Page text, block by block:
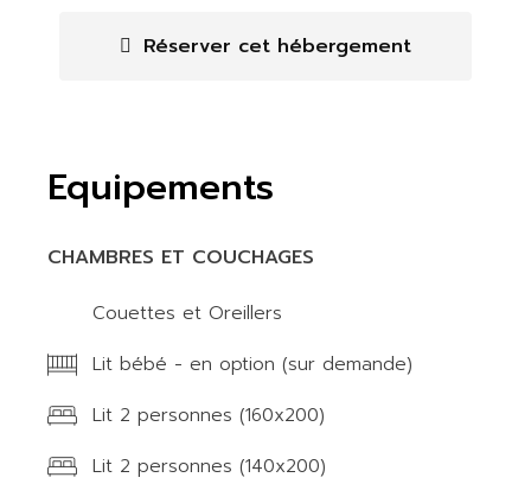
Réserver cet hébergement
Equipements
CHAMBRES ET COUCHAGES
Couettes et Oreillers
Lit bébé - en option (sur demande)
Lit 2 personnes (160x200)
Lit 2 personnes (140x200)